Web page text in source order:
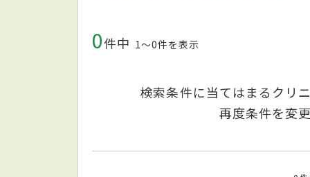
0件中 1〜0件を表示
検索条件に当てはまるクリ
再度条件を変